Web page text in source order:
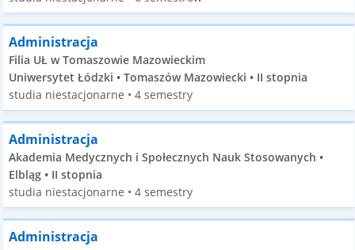
Administracja
Filia UŁ w Tomaszowie Mazowieckim
Uniwersytet Łódzki • Tomaszów Mazowiecki • II stopnia
studia niestacjonarne • 4 semestry
Administracja
Akademia Medycznych i Społecznych Nauk Stosowanych •
Elbląg • II stopnia
studia niestacjonarne • 4 semestry
Administracja